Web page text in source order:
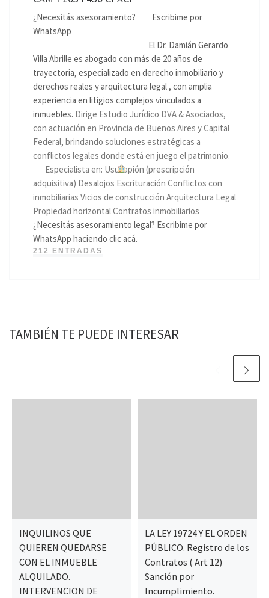
¿Necesitás asesoramiento?
Escribime por
WhatsApp
El Dr. Damián Gerardo
Villa Abrille es abogado con más de 20 años de
trayectoria, especializado en derecho inmobiliario y
derechos reales y arquitectura legal , con amplia
experiencia en litigios complejos vinculados a
inmuebles. Dirige Estudio Jurídico DVA & Asociados,
con actuación en Provincia de Buenos Aires y Capital
Federal, brindando soluciones estratégicas a
conflictos legales donde está en juego el patrimonio.
Especialista en: Usucapión (prescripción
adquisitiva) Desalojos Escrituración Conflictos con
inmobiliarias Vicios de construcción Arquitectura Legal
Propiedad horizontal Contratos inmobiliarios
¿Necesitás asesoramiento legal? Escribime por
WhatsApp haciendo clic acá.
212 ENTRADAS
TAMBIÉN TE PUEDE INTERESAR
INQUILINOS QUE
QUIEREN QUEDARSE
CON EL INMUEBLE
ALQUILADO.
INTERVENCION DE
LA LEY 19724 Y EL ORDEN
PÚBLICO. Registro de los
Contratos ( Art 12)
Sanción por
Incumplimiento.